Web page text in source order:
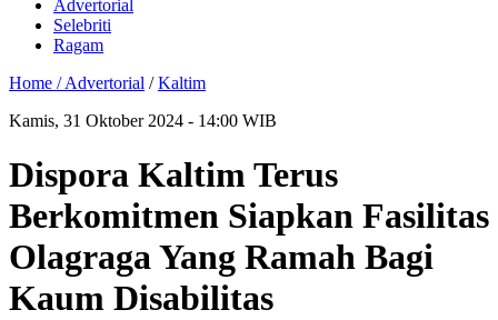
Advertorial
Selebriti
Ragam
Home /Advertorial /Kaltim
Kamis, 31 Oktober 2024 - 14:00 WIB
Dispora Kaltim Terus
Berkomitmen Siapkan Fasilitas
Olagraga Yang Ramah Bagi
Kaum Disabilitas